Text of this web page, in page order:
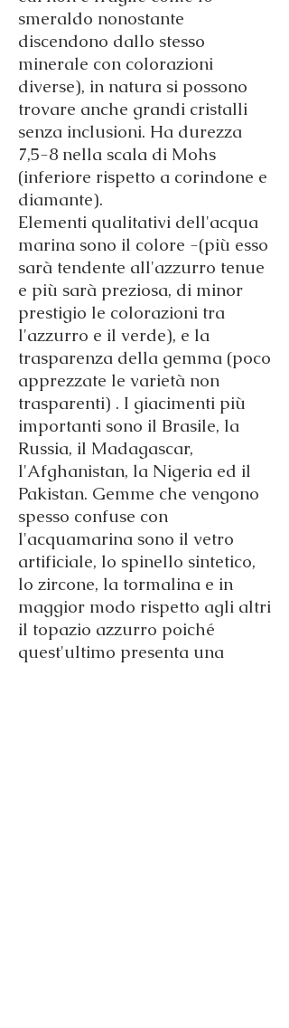
smeraldo nonostante
discendono dallo stesso
minerale con colorazioni
diverse), in natura si possono
trovare anche grandi cristalli
senza inclusioni. Ha durezza
7,5-8 nella scala di Mohs
(inferiore rispetto a corindone e
diamante).
Elementi qualitativi dell'acqua
marina sono il colore -(più esso
sarà tendente all'azzurro tenue
e più sarà preziosa, di minor
prestigio le colorazioni tra
l'azzurro e il verde), e la
trasparenza della gemma (poco
apprezzate le varietà non
trasparenti) . I giacimenti più
importanti sono il Brasile, la
Russia, il Madagascar,
l'Afghanistan, la Nigeria ed il
Pakistan. Gemme che vengono
spesso confuse con
l'acquamarina sono il vetro
artificiale, lo spinello sintetico,
lo zircone, la tormalina e in
maggior modo rispetto agli altri
il topazio azzurro poiché
quest'ultimo presenta una